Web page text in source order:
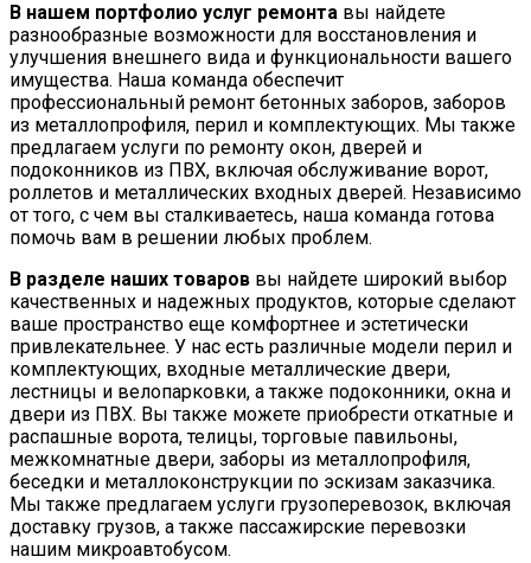
В нашем портфолио услуг ремонта вы найдете
разнообразные возможности для восстановления и
улучшения внешнего вида и функциональности вашего
имущества. Наша команда обеспечит
профессиональный ремонт бетонных заборов, заборов
из металлопрофиля, перил и комплектующих. Мы также
предлагаем услуги по ремонту окон, дверей и
подоконников из ПВХ, включая обслуживание ворот,
роллетов и металлических входных дверей. Независимо
от того, с чем вы сталкиваетесь, наша команда готова
помочь вам в решении любых проблем.
В разделе наших товаров вы найдете широкий выбор
качественных и надежных продуктов, которые сделают
ваше пространство еще комфортнее и эстетически
привлекательнее. У нас есть различные модели перил и
комплектующих, входные металлические двери,
лестницы и велопарковки, а также подоконники, окна и
двери из ПВХ. Вы также можете приобрести откатные и
распашные ворота, телицы, торговые павильоны,
межкомнатные двери, заборы из металлопрофиля,
беседки и металлоконструкции по эскизам заказчика.
Мы также предлагаем услуги грузоперевозок, включая
доставку грузов, а также пассажирские перевозки
нашим микроавтобусом.